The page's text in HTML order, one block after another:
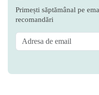
Primești săptămânal pe
recomandări